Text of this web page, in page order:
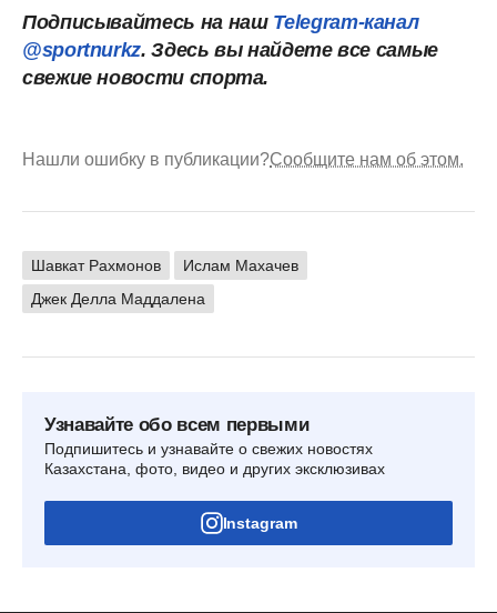
Подписывайтесь на наш Telegram-канал
@sportnurkz. Здесь вы найдете все самые
свежие новости спорта.
Нашли ошибку в публикации?Сообщите нам об этом.
Шавкат Рахмонов
Ислам Махачев
Джек Делла Маддалена
Узнавайте обо всем первыми
Подпишитесь и узнавайте о свежих новостях
Казахстана, фото, видео и других эксклюзивах
Instagram